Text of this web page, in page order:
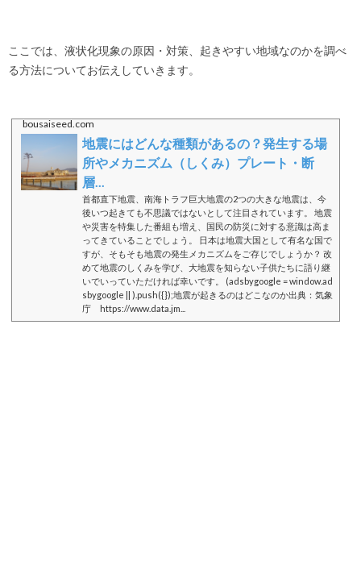
ここでは、液状化現象の原因・対策、起きやすい地域なのかを調べ
る方法についてお伝えしていきます。
bousaiseed.com
地震にはどんな種類があるの？発生する場
所やメカニズム（しくみ）プレート・断
層...
首都直下地震、南海トラフ巨大地震の2つの大きな地震は、今
後いつ起きても不思議ではないとして注目されています。 地震
や災害を特集した番組も増え、国民の防災に対する意識は高ま
ってきていることでしょう。 日本は地震大国として有名な国で
すが、そもそも地震の発生メカニズムをご存じでしょうか？ 改
めて地震のしくみを学び、大地震を知らない子供たちに語り継
いでいっていただければ幸いです。 (adsbygoogle = window.ad
sbygoogle || ).push({});地震が起きるのはどこなのか出典：気象
庁 https://www.data.jm...